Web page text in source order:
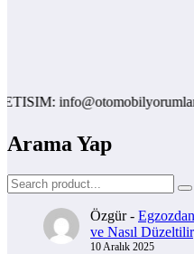
Arama Yap
Özgür-
ve Nasıl
10 Aralık 2025